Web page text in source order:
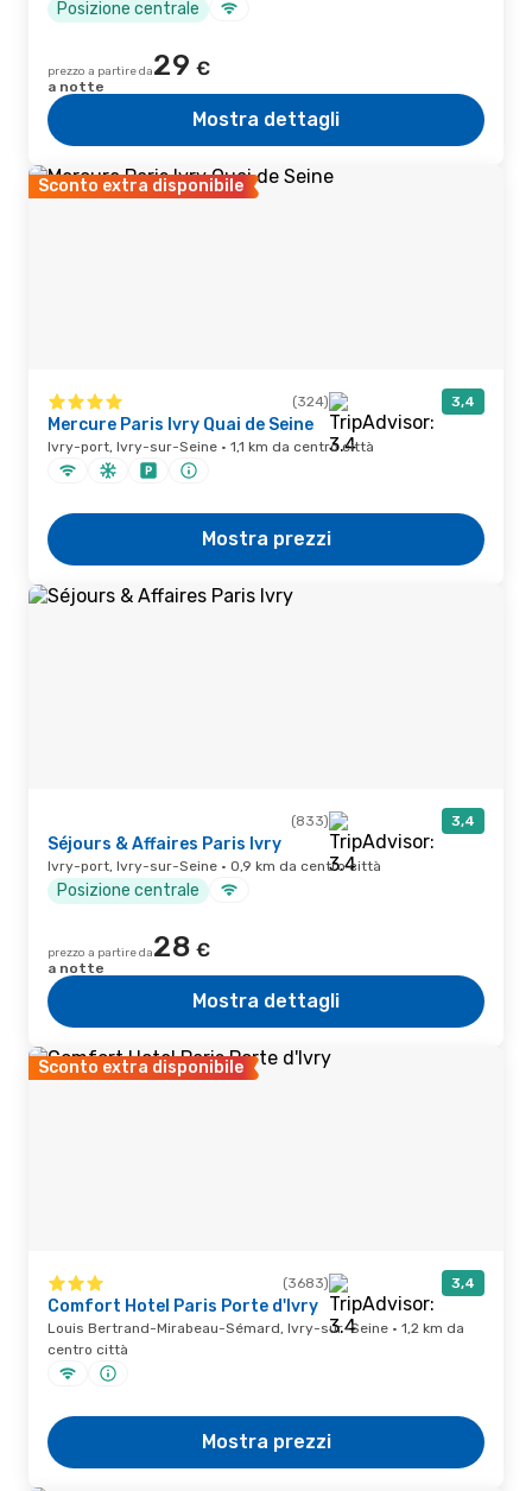
Posizione centrale
prezzo a partire da29 €
a notte
Mostra dettagli
Sconto extra disponibile
(324) 3,4
Mercure Paris Ivry Quai de Seine
Ivry-port, Ivry-sur-Seine · 1,1 km da centro città
Mostra prezzi
(833) 3,4
Séjours & Affaires Paris Ivry
Ivry-port, Ivry-sur-Seine · 0,9 km da centro città
Posizione centrale
prezzo a partire da28 €
a notte
Mostra dettagli
Sconto extra disponibile
(3683) 3,4
Comfort Hotel Paris Porte d'Ivry
Louis Bertrand-Mirabeau-Sémard, Ivry-sur-Seine · 1,2 km da
centro città
Mostra prezzi